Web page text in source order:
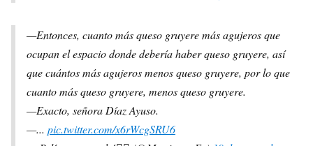
—Entonces, cuanto más queso gruyere más agujeros que
ocupan el espacio donde debería haber queso gruyere, así
que cuántos más agujeros menos queso gruyere, por lo que
cuanto más queso gruyere, menos queso gruyere.
—Exacto, señora Díaz Ayuso.
—... pic.twitter.com/x6rWcgSRU6